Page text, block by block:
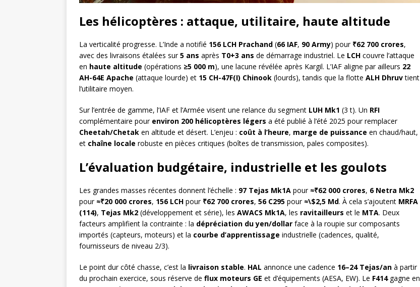
Les hélicoptères : attaque, utilitaire, haute altitude
La verticalité progresse. L’Inde a notifié 156 LCH Prachand (66 IAF, 90 Army) pour ₹62 700 crores,
avec des livraisons étalées sur5 ans après T0+3 ans de démarrage industriel. Le LCH couvre l’attaque
en haute altitude (opérations ≥5 000 m), une lacune révélée après Kargil. L’IAF aligne par ailleurs 22
AH-64E Apache (attaque lourde) et 15 CH-47F(I) Chinook (lourds), tandis que la flotte ALH Dhruvtient
l’utilitaire moyen.
Sur l’entrée de gamme, l’IAF et l’Armée visent une relance du segment LUH Mk1 (3 t). Un RFI
complémentaire pour environ 200 hélicoptères légers a été publié à l’été 2025 pour remplacer
Cheetah/Chetak en altitude et désert. L’enjeu : coût à l’heure, marge de puissance en chaud/haut,
et chaîne locale robuste en pièces critiques (boîtes de transmission, pales composites).
L’évaluation budgétaire, industrielle et les goulots
Les grandes masses récentes donnent l’échelle : 97 Tejas Mk1A pour ≈₹62 000 crores, 6 Netra Mk2
pour ≈₹20 000 crores, 156 LCH pour ₹62 700 crores, 56 C295 pour ≈\$2,5 Md. À cela s’ajoutent MRFA
(114), Tejas Mk2 (développement et série), les AWACS Mk1A, les ravitailleurs et le MTA. Deux
facteurs amplifient la contrainte : la dépréciation du yen/dollar face à la roupie sur composants
importés (capteurs, moteurs) et la courbe d’apprentissage industrielle (cadences, qualité,
fournisseurs de niveau 2/3).
Le point dur côté chasse, c’est la livraison stable. HAL annonce une cadence 16–24 Tejas/an à partir
du prochain exercice, sous réserve de flux moteurs GE et d’équipements (AESA, EW). Le F414gagne en